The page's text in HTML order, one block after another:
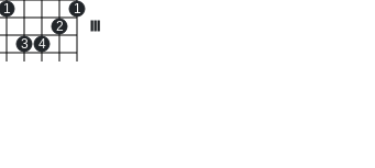
1
3 4
2
1